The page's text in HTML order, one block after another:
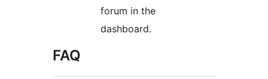
forum in the
dashboard.
FAQ